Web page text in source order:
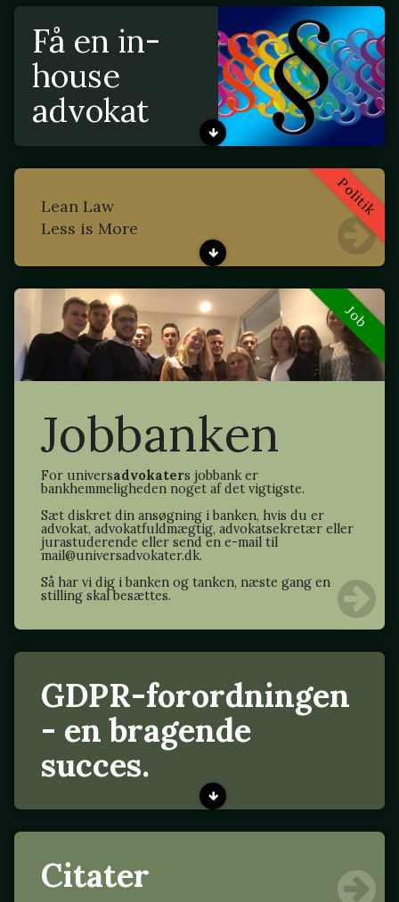
Få en in-
house
advokat
Politik
Lean Law
Less is More
Job
Jobbanken
For universadvokaters jobbank er
bankhemmeligheden noget af det vigtigste.
Sæt diskret din ansøgning i banken, hvis du er
advokat, advokatfuldmægtig, advokatsekretær eller
jurastuderende eller send en e-mail til
mail@universadvokater.dk.
Så har vi dig i banken og tanken, næste gang en
stilling skal besættes.
GDPR-forordningen
- en bragende
succes.
Citater